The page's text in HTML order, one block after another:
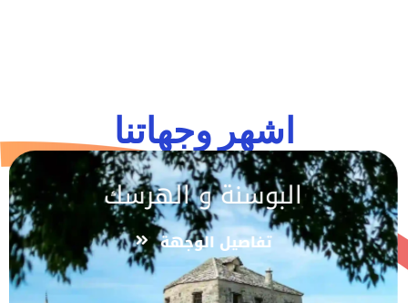
اشهر وجهاتنا
البوسنة و الهرسك
تفاصيل الوجهة